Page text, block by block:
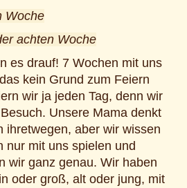
Woche
achten Woche
es drauf! 7 Wochen mit uns
kein Grund zum Feiern
wir ja jeden Tag, denn wir
Unsere Mama denkt
ihretwegen, aber wir wissen
nur mit uns spielen und
wir ganz genau. Wir haben
oder groß, alt oder jung, mit